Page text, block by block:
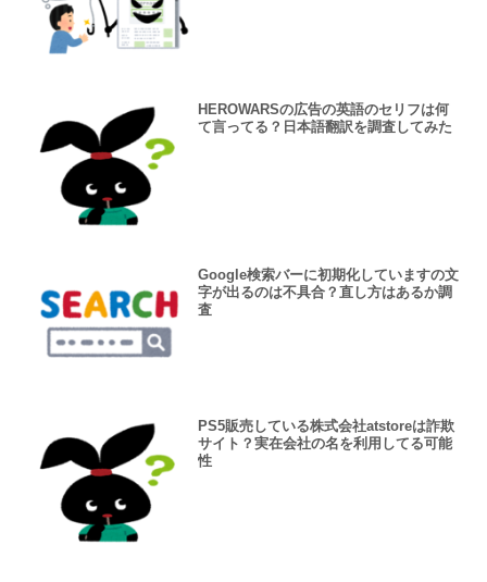
HEROWARSの広告の英語のセリフは何
て言ってる？日本語翻訳を調査してみた
Google検索バーに初期化していますの文
字が出るのは不具合？直し方はあるか調
査
PS5販売している株式会社atstoreは詐欺
サイト？実在会社の名を利用してる可能
性